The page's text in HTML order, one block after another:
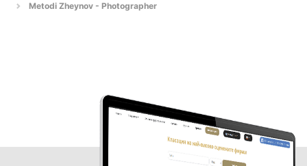
Metodi Zheynov - Photographer